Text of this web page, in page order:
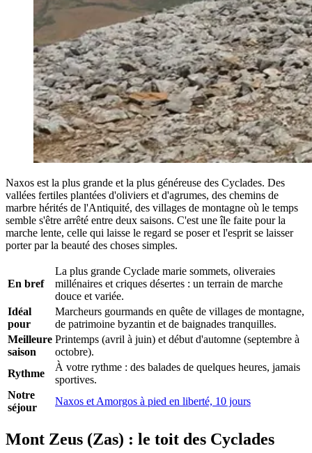
Naxos est la plus grande et la plus généreuse des Cyclades. Des
vallées fertiles plantées d'oliviers et d'agrumes, des chemins de
marbre hérités de l'Antiquité, des villages de montagne où le temps
semble s'être arrêté entre deux saisons. C'est une île faite pour la
marche lente, celle qui laisse le regard se poser et l'esprit se laisser
porter par la beauté des choses simples.
En bref
La plus grande Cyclade marie sommets, oliveraies
millénaires et criques désertes : un terrain de marche
douce et variée.
Idéal
pour
Marcheurs gourmands en quête de villages de montagne,
de patrimoine byzantin et de baignades tranquilles.
Meilleure
saison
Printemps (avril à juin) et début d'automne (septembre à
octobre).
Rythme
À votre rythme : des balades de quelques heures, jamais
sportives.
Notre
séjour
Naxos et Amorgos à pied en liberté, 10 jours
Mont Zeus (Zas) : le toit des Cyclades